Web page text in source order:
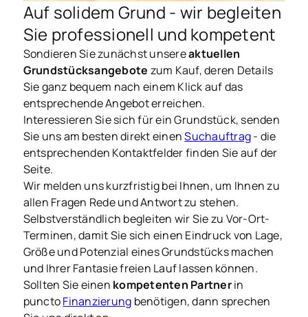
Auf solidem Grund - wir begleiten
Sie professionell und kompetent
Sondieren Sie zunächst unsereaktuellen
Grundstücksangebote zum Kauf, deren Details
Sie ganz bequem nach einem Klick auf das
entsprechende Angebot erreichen.
Interessieren Sie sich für ein Grundstück, senden
Sie uns am besten direkt einenSuchauftrag- die
entsprechenden Kontaktfelder finden Sie auf der
Seite.
Wir melden uns kurzfristig bei Ihnen, um Ihnen zu
allen Fragen Rede und Antwort zu stehen.
Selbstverständlich begleiten wir Sie zu Vor-Ort-
Terminen, damit Sie sich einen Eindruck von Lage,
Größe und Potenzial eines Grundstücks machen
und Ihrer Fantasie freien Lauf lassen können.
Sollten Sie einen kompetenten Partnerin
punctoFinanzierung benötigen, dann sprechen